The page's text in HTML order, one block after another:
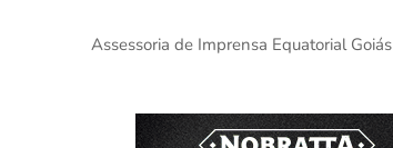
Assessoria de Imprensa Equatorial Goiás